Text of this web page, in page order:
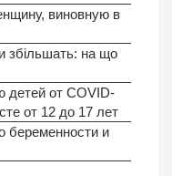
виновную в
збільшать: на що
детей от COVID-
от 12 до 17 лет
беременности и